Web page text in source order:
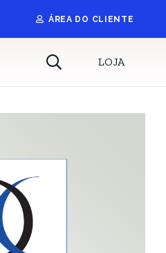
ÁREA DO CLIENTE
LOJA